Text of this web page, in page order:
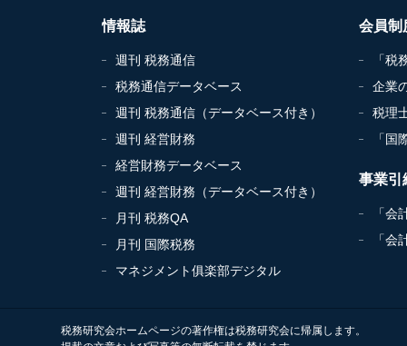
情報誌
週刊 税務通信
税務通信データベース
週刊 税務通信（データベース付き）
週刊 経営財務
経営財務データベース
週刊 経営財務（データベース付き）
月刊 税務QA
月刊 国際税務
マネジメント俱楽部デジタル
会員制
「税
企業
税理
「国
事業引
「会
「会
税務研究会ホームページの著作権は税務研究会に帰属します。